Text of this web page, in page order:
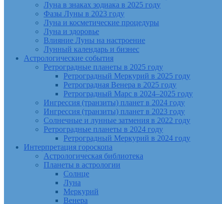
Луна в знаках зодиака в 2025 году
Фазы Луны в 2023 году
Луна и косметические процедуры
Луна и здоровье
Влияние Луны на настроение
Лунный календарь и бизнес
Астрологические события
Ретроградные планеты в 2025 году
Ретроградный Меркурий в 2025 году
Ретроградная Венера в 2025 году
Ретроградный Марс в 2024–2025 году
Ингрессия (транзиты) планет в 2024 году
Ингрессия (транзиты) планет в 2023 году
Солнечные и лунные затмения в 2022 году
Ретроградные планеты в 2024 году
Ретроградный Меркурий в 2024 году
Интерпретация гороскопа
Астрологическая библиотека
Планеты в астрологии
Солнце
Луна
Меркурий
Венера